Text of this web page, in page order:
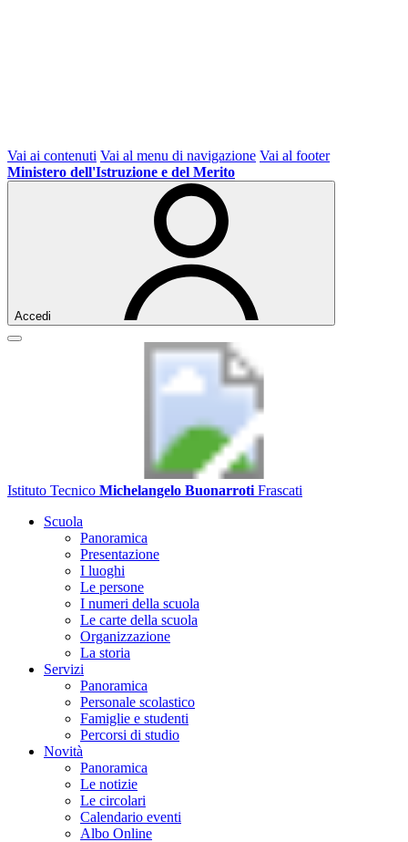
Vai ai contenuti Vai al menu di navigazione Vai al footer
Ministero dell'Istruzione e del Merito
Accedi
Istituto Tecnico Michelangelo Buonarroti Frascati
Scuola
Panoramica
Presentazione
I luoghi
Le persone
I numeri della scuola
Le carte della scuola
Organizzazione
La storia
Servizi
Panoramica
Personale scolastico
Famiglie e studenti
Percorsi di studio
Novità
Panoramica
Le notizie
Le circolari
Calendario eventi
Albo Online